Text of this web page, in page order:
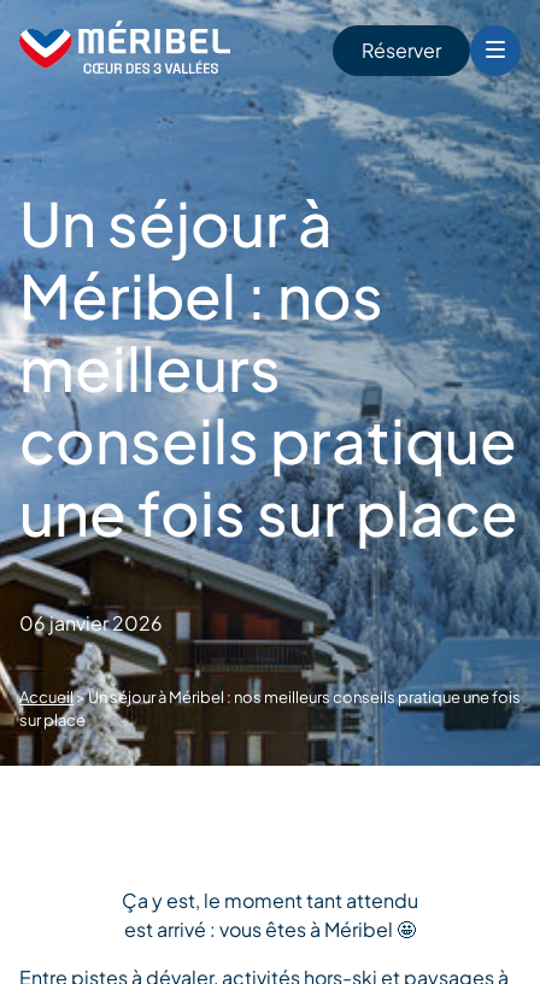
content
Réserver
Un séjour à
Méribel : nos
meilleurs
conseils pratique
une fois sur place
06 janvier 2026
Accueil>Un séjour à Méribel : nos meilleurs conseils pratique une fois
sur place
Ça y est, le moment tant attendu
est arrivé : vous êtes à Méribel 🤩
Entre pistes à dévaler, activités hors-ski et paysages à